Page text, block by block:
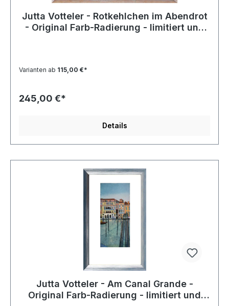
Jutta Votteler - Rotkehlchen im Abendrot
- Original Farb-Radierung - limitiert und
Varianten ab 115,00 €*
245,00 €*
Details
Jutta Votteler - Am Canal Grande -
Original Farb-Radierung - limitiert und